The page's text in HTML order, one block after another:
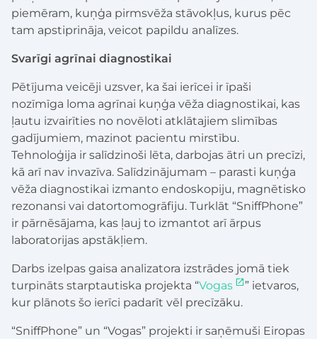
piemēram, kuņģa pirmsvēža stāvokļus, kurus pēc
tam apstiprināja, veicot papildu analīzes.
Svarīgi agrīnai diagnostikai
Pētījuma veicēji uzsver, ka šai ierīcei ir īpaši
nozīmīga loma agrīnai kuņģa vēža diagnostikai, kas
ļautu izvairīties no novēloti atklātajiem slimības
gadījumiem, mazinot pacientu mirstību.
Tehnoloģija ir salīdzinoši lēta, darbojas ātri un precīzi,
kā arī nav invazīva. Salīdzinājumam – parasti kuņģa
vēža diagnostikai izmanto endoskopiju, magnētisko
rezonansi vai datortomogrāfiju. Turklāt “SniffPhone”
ir pārnēsājama, kas ļauj to izmantot arī ārpus
laboratorijas apstākļiem.
Darbs izelpas gaisa analizatora izstrādes jomā tiek
turpināts starptautiska projekta “Vogas
” ietvaros,
kur plānots šo ierīci padarīt vēl precīzāku.
“SniffPhone” un “Vogas” projekti ir saņēmuši Eiropas